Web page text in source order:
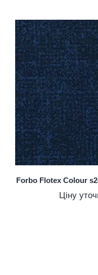
Forbo Flotex Colour
Ціну